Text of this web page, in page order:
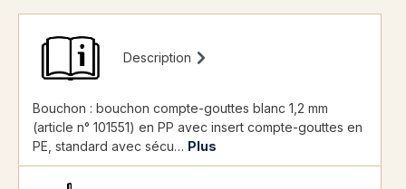
Description
Bouchon : bouchon compte-gouttes blanc 1,2 mm
(article n° 101551) en PP avec insert compte-gouttes en
PE, standard avec sécu… Plus